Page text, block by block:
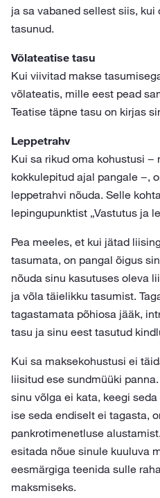
ja sa vabaned sellest siis,
tasunud.
Võlateatise tasu
Kui viivitad makse
võlateatis, mille eest pead
Teatise täpne tasu on kirjas
Leppetrahv
Kui sa rikud oma kohustusi −
kokkulepitud ajal pangale −,
leppetrahvi nõuda. Selle
lepingupunktist „Vastutus ja
Pea meeles, et kui jätad
tasumata, on pangal õigus
nõuda sinu kasutuses oleva
ja võla täielikku tasumist.
tagastamata põhiosa jääk,
tasu ja sinu eest tasutud
Kui sa maksekohustusi ei
liisitud ese sundmüüki
sinu võlga ei kata, keegi
ise seda endiselt ei tagasta,
pankrotimenetluse
esitada nõue sinule kuuluva
eesmärgiga teenida sulle
maksmiseks.